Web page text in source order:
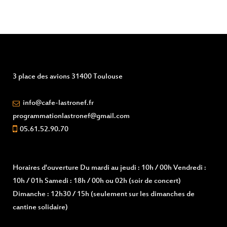
3 place des avions 31400 Toulouse
info@cafe-lastronef.fr
programmationlastronef@gmail.com
05.61.52.90.70
Horaires d'ouverture Du mardi au jeudi : 10h / 00h Vendredi :
10h / 01h Samedi : 18h / 00h ou 02h (soir de concert)
Dimanche : 12h30 / 15h (seulement sur les dimanches de
cantine solidaire)